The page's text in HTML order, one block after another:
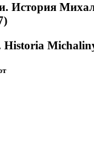
История
Historia